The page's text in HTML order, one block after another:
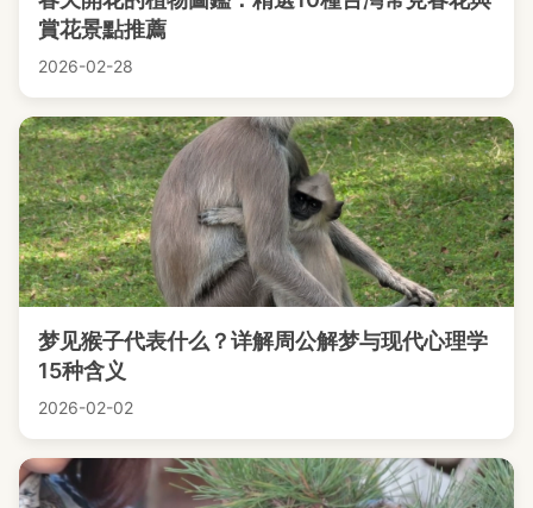
賞花景點推薦
2026-02-28
梦见猴子代表什么？详解周公解梦与现代心理学
15种含义
2026-02-02